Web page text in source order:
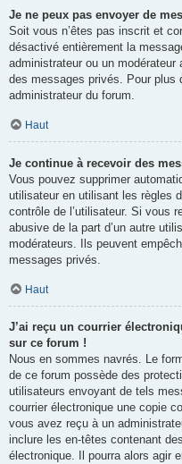
Je ne peux pas envoyer de
Soit vous n’êtes pas inscrit et
désactivé entièrement la
administrateur ou un modérateur
des messages privés. Pour plus
administrateur du forum.
Haut
Je continue à recevoir des
Vous pouvez supprimer
utilisateur en utilisant les règles
contrôle de l’utilisateur. Si vous
abusive de la part d’un autre
modérateurs. Ils peuvent
messages privés.
Haut
J’ai reçu un courrier
sur ce forum !
Nous en sommes navrés. Le
de ce forum possède des
utilisateurs envoyant de tels
courrier électronique une copie
vous avez reçu à un
inclure les en-têtes contenant
électronique. Il pourra alors agir